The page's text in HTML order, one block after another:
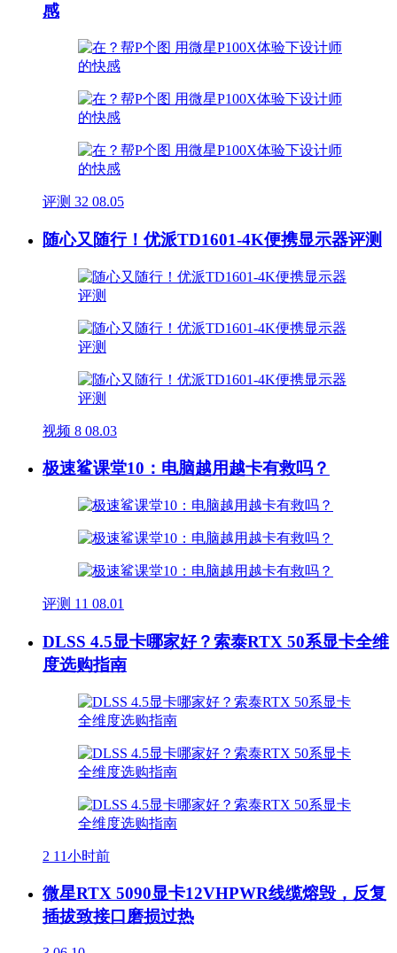
感
评测 32 08.05
随心又随行！优派TD1601-4K便携显示器评测
视频 8 08.03
极速鲨课堂10：电脑越用越卡有救吗？
评测 11 08.01
DLSS 4.5显卡哪家好？索泰RTX 50系显卡全维
度选购指南
2 11小时前
微星RTX 5090显卡12VHPWR线缆熔毁，反复
插拔致接口磨损过热